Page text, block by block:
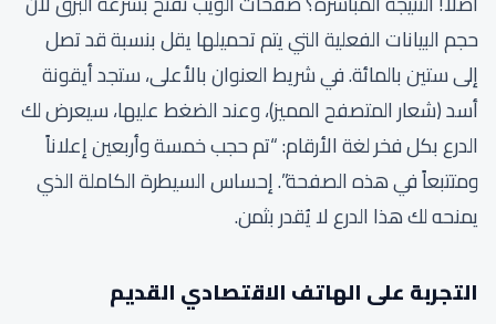
حجم البيانات الفعلية التي يتم تحميلها يقل بنسبة قد تصل
إلى ستين بالمائة. في شريط العنوان بالأعلى، ستجد أيقونة
أسد (شعار المتصفح المميز)، وعند الضغط عليها، سيعرض لك
الدرع بكل فخر لغة الأرقام: “تم حجب خمسة وأربعين إعلاناً
ومتتبعاً في هذه الصفحة”. إحساس السيطرة الكاملة الذي
يمنحه لك هذا الدرع لا يُقدر بثمن.
التجربة على الهاتف الاقتصادي القديم